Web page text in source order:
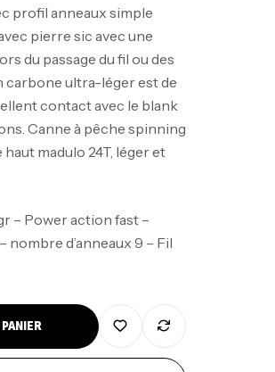
profil anneaux simple
pierre sic avec une
du passage du fil ou des
ultra-léger est de
contact avec le blank
Canne à pêche spinning
madulo 24T, léger et
– Power action fast –
d’anneaux 9 – Fil
Attack